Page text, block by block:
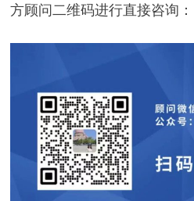
方顾问二维码进行直接咨询：